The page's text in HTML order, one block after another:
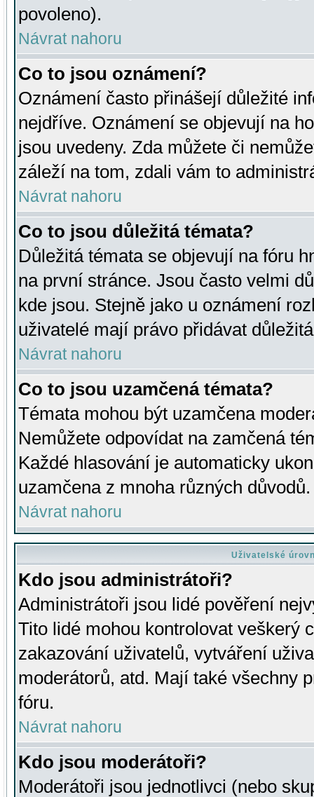
povoleno).
Návrat nahoru
Co to jsou oznámení?
Oznámení často přinášejí důležité
nejdříve. Oznámení se objevují na
jsou uvedeny. Zda můžete či
záleží na tom, zdali vám to
Návrat nahoru
Co to jsou důležitá témata?
Důležitá témata se objevují na fóru
na první stránce. Jsou často velmi
kde jsou. Stejně jako u oznámení
uživatelé mají právo přidávat
Návrat nahoru
Co to jsou uzamčená témata?
Témata mohou být uzamčena
Nemůžete odpovídat na zamčená
Každé hlasování je automaticky
uzamčena z mnoha různých důvodů.
Návrat nahoru
Uživatelské
Kdo jsou administrátoři?
Administrátoři jsou lidé pověření
Tito lidé mohou kontrolovat veškerý
zakazování uživatelů, vytváření
moderátorů, atd. Mají také všechny
fóru.
Návrat nahoru
Kdo jsou moderátoři?
Moderátoři jsou jednotlivci (nebo